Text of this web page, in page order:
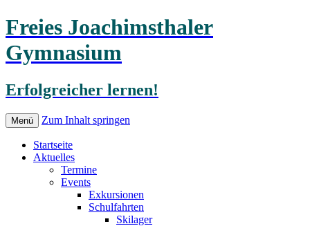
Freies Joachimsthaler
Gymnasium
Erfolgreicher lernen!
Menü Zum Inhalt springen
Startseite
Aktuelles
Termine
Events
Exkursionen
Schulfahrten
Skilager